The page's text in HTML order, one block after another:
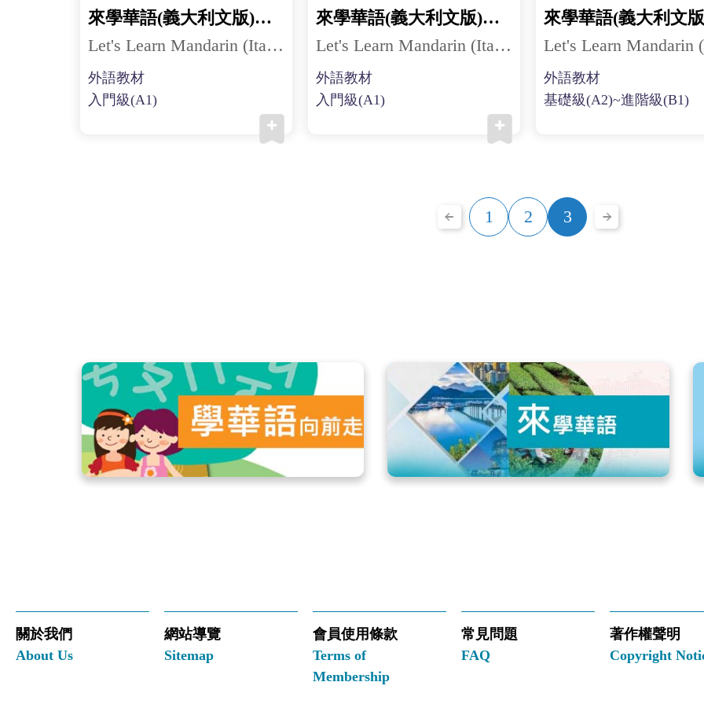
來學華語(義大利文版)第二冊
Let's Learn Mandarin (Italian) 2
外語教材
入門級(A1)
來學華語(義大利文版)第三冊
Let's Learn Mandarin (Italian) 3
外語教材
入門級(A1)
外語教材
基礎級(A2)~進階級(B1)
1 2 3
關於我們
About Us
網站導覽
Sitemap
會員使用條款
Terms of
Membership
常見問題
FAQ
著作權聲明
Copyright